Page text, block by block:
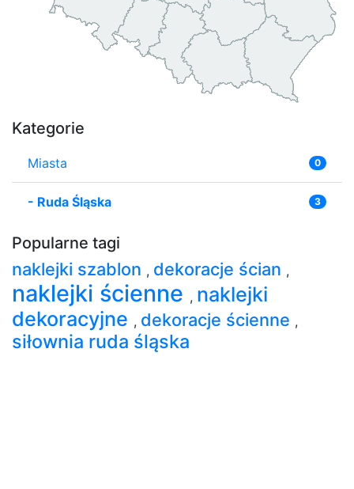
Kategorie
Miasta 0
- Ruda Śląska 3
Popularne tagi
naklejki szablon , dekoracje ścian ,
naklejki ścienne , naklejki
dekoracyjne , dekoracje ścienne ,
siłownia ruda śląska